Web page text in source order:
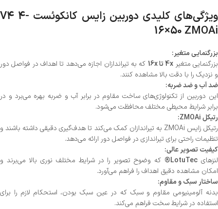
ویژگی‌های کلیدی دوربین زایس کانکوئست V4 4-
16×50 ZMOAi
بزرگنمایی متغیر:
بزرگنمایی متغیر 4x تا 16x
که به تیراندازان اجازه می‌دهد تا اهداف در فواصل دور
و نزدیک را با دقت بالا مشاهده کنند.
ضد آب و ضد ضربه:
این دوربین از تکنولوژی‌های ساخت مقاوم در برابر آب و ضربه بهره می‌برد و در
برابر شرایط محیطی مختلف محافظت می‌شود.
رتیکل ZMOAi:
رتیکل زایس ZMOAi به تیراندازان کمک می‌کند تا هدف‌گیری دقیقی داشته باشند و
تنظیمات راحتی برای تیراندازی در فواصل دور ارائه می‌دهد.
کیفیت تصویر عالی:
لنزهای LotuTec®
که وضوح تصویر را در شرایط مختلف نوری بالا می‌برند و
امکان مشاهده دقیق اهداف را فراهم می‌آورد.
ساختار سبک و مقاوم:
بدنه آلومینیومی مقاوم و سبک که در عین سبک بودن، استحکام لازم را برای
استفاده در شرایط سخت فراهم می‌کند.